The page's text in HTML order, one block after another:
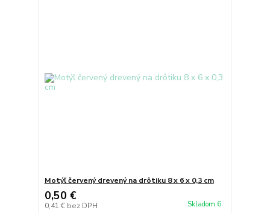
Motýľ červený drevený na drôtiku 8 x 6 x 0,3 cm
0,50 €
0,41 € bez DPH Skladom 6